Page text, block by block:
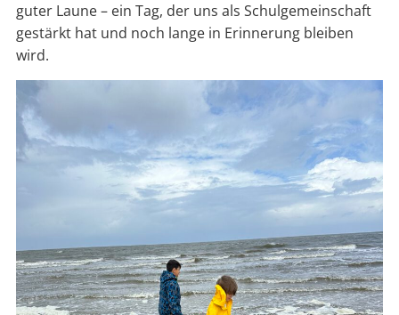
guter Laune – ein Tag, der uns als Schulgemeinschaft
gestärkt hat und noch lange in Erinnerung bleiben
wird.